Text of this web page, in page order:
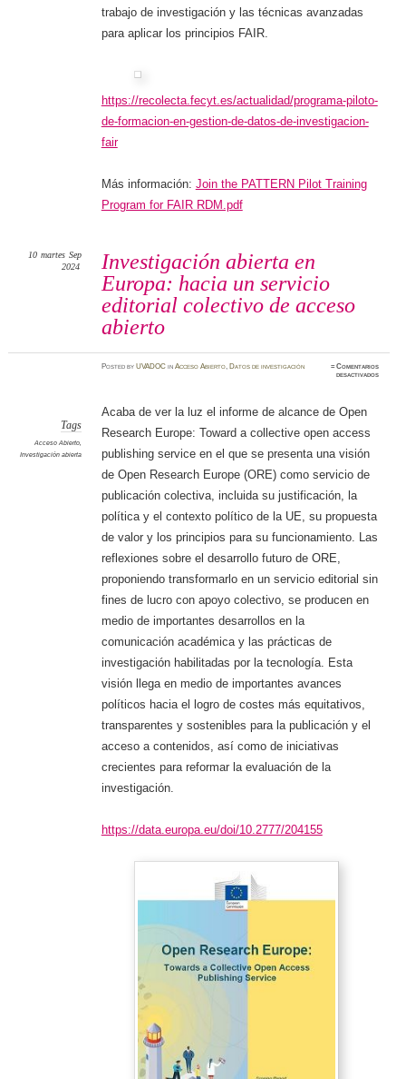
trabajo de investigación y las técnicas avanzadas
para aplicar los principios FAIR.
https://recolecta.fecyt.es/actualidad/programa-piloto-
de-formacion-en-gestion-de-datos-de-investigacion-
fair
Más información: Join the PATTERN Pilot Training
Program for FAIR RDM.pdf
Investigación abierta en
Europa: hacia un servicio
editorial colectivo de acceso
abierto
10 martes Sep
2024
PostedbyUVADOC inAcceso Abierto, Datos de investigación ≈Comentarios
desactivadosen
Tags
Acceso Abierto,
Investigación abierta
Acaba de ver la luz el informe de alcance de Open
Research Europe: Toward a collective open access
publishing service en el que se presenta una visión
de Open Research Europe (ORE) como servicio de
publicación colectiva, incluida su justificación, la
política y el contexto político de la UE, su propuesta
de valor y los principios para su funcionamiento. Las
reflexiones sobre el desarrollo futuro de ORE,
proponiendo transformarlo en un servicio editorial sin
fines de lucro con apoyo colectivo, se producen en
medio de importantes desarrollos en la
comunicación académica y las prácticas de
investigación habilitadas por la tecnología. Esta
visión llega en medio de importantes avances
políticos hacia el logro de costes más equitativos,
transparentes y sostenibles para la publicación y el
acceso a contenidos, así como de iniciativas
crecientes para reformar la evaluación de la
investigación.
https://data.europa.eu/doi/10.2777/204155